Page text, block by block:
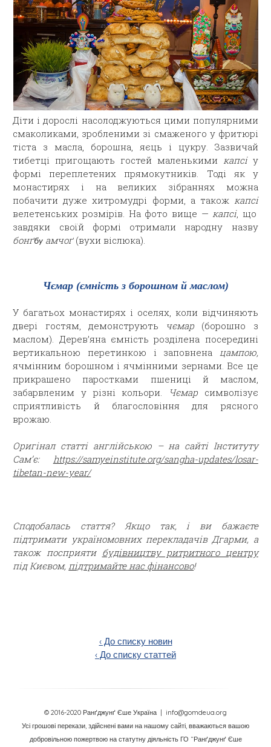
Діти і дорослі насолоджуються цими популярними
смаколиками, зробленими зі смаженого у фритюрі
тіста з масла, борошна, яєць і цукру. Зазвичай
тибетці пригощають гостей маленькими капсіу
формі переплетених прямокутників. Тоді як у
монастирях і на великих зібраннях можна
побачити дуже хитромудрі форми, а такожкапсі
велетенських розмірів. На фото вище —капсі, що
завдяки своїй формі отримали народну назву
бонґбу амчоґ (вухи віслюка).
Чємар (ємність з борошном й маслом)
У багатьох монастирях і оселях, коли відчиняють
двері гостям, демонструють чємар (борошно з
маслом). Дерев’яна ємність розділена посередині
вертикальною перетинкою і заповнена цампою,
ячмінним борошном і ячмінними зернами. Все це
прикрашено паростками пшениці й маслом,
забарвленим у різні кольори.
Чємарсимволізує
сприятливість й благословіння для рясного
врожаю.
Оригінал статті англійською – на сайті Інституту
Сам’є: https://samyeinstitute.org/sangha-updates/losar-
tibetan-new-year/
Сподобалась стаття? Якщо так, і ви бажаєте
підтримати україномовних перекладачів Дгарми, а
також посприяти будівництву ритритного центру
під Києвом,підтримайте нас фінансово!
‹ До списку новин
‹ До списку статтей
© 2016-2020 Ранґджунґ Єше Україна
| info@gomdeua.org
Усі грошові перекази, здійснені вами на нашому сайті, вважаються вашою
добровільною пожертвою на статутну діяльність ГО “Ранґджунґ Єше